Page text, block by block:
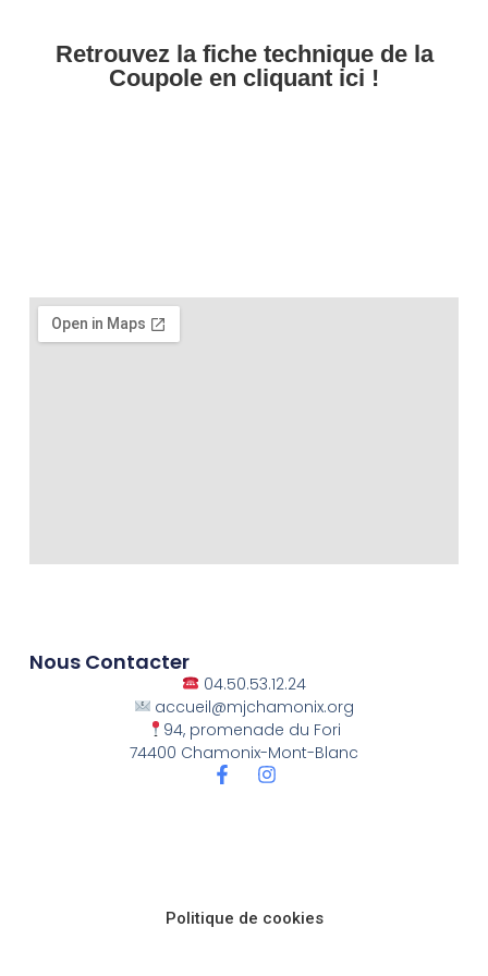
​​Retrouvez la fiche technique de la
Coupole en cliquant ici !
Nous Contacter
04.50.53.12.24
accueil@mjchamonix.org
94, promenade du Fori
74400 Chamonix-Mont-Blanc
Politique de cookies